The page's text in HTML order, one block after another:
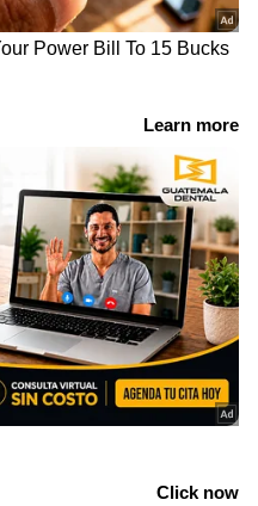
സ്വാതന്ത്ര്യം !
മാസം
അധികമായി
പകരമായി
ദൂരെയുള്ള കമ്പനി
ട്രാഫിക്കിൽ
ബെംഗളൂരുവിലെ
കാബിനുള്ള പണം,
എല്ലാം
-ത്തിന്
മണിക്കൂറുകളുടെ
മാത്രം.
ശിഖ പിന്നൊന്നും